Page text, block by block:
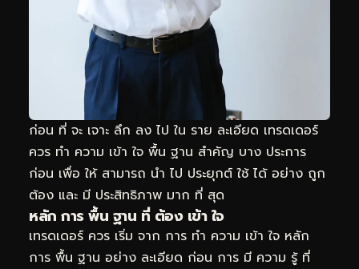
ก่อน ที่ จะ เจาะ ลึก ลง ไป ใน ราย ละเอียด เทรดเดอร์
ควร ทำ ความ เข้า ใจ พื้น ฐาน สำคัญ บาง ประการ
ก่อน เพื่อ ให้ สามารถ นำ ไป ประยุกต์ ใช้ ได้ อย่าง ถูก
ต้อง และ มี ประสิทธิภาพ มาก ที่ สุด
หลัก การ พื้น ฐาน ที่ ต้อง เข้า ใจ
เทรดเดอร์ ควร เริ่ม จาก การ ทำ ความ เข้า ใจ หลัก
การ พื้น ฐาน อย่าง ละเอียด ก่อน การ มี ความ รู้ ที่